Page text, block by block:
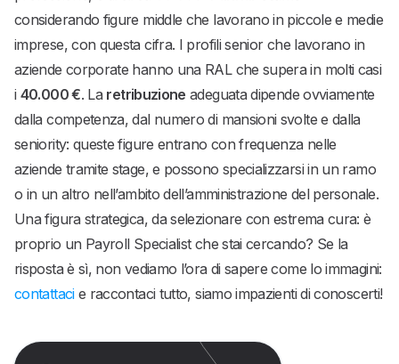
considerando figure middle che lavorano in piccole e medie
imprese, con questa cifra. I profili senior che lavorano in
aziende corporate hanno una RAL che supera in molti casi
i 40.000 €. La retribuzione adeguata dipende ovviamente
dalla competenza, dal numero di mansioni svolte e dalla
seniority: queste figure entrano con frequenza nelle
aziende tramite stage, e possono specializzarsi in un ramo
o in un altro nell’ambito dell’amministrazione del personale.
Una figura strategica, da selezionare con estrema cura: è
proprio un Payroll Specialist che stai cercando? Se la
risposta è sì, non vediamo l’ora di sapere come lo immagini:
contattacie raccontaci tutto, siamo impazienti di conoscerti!